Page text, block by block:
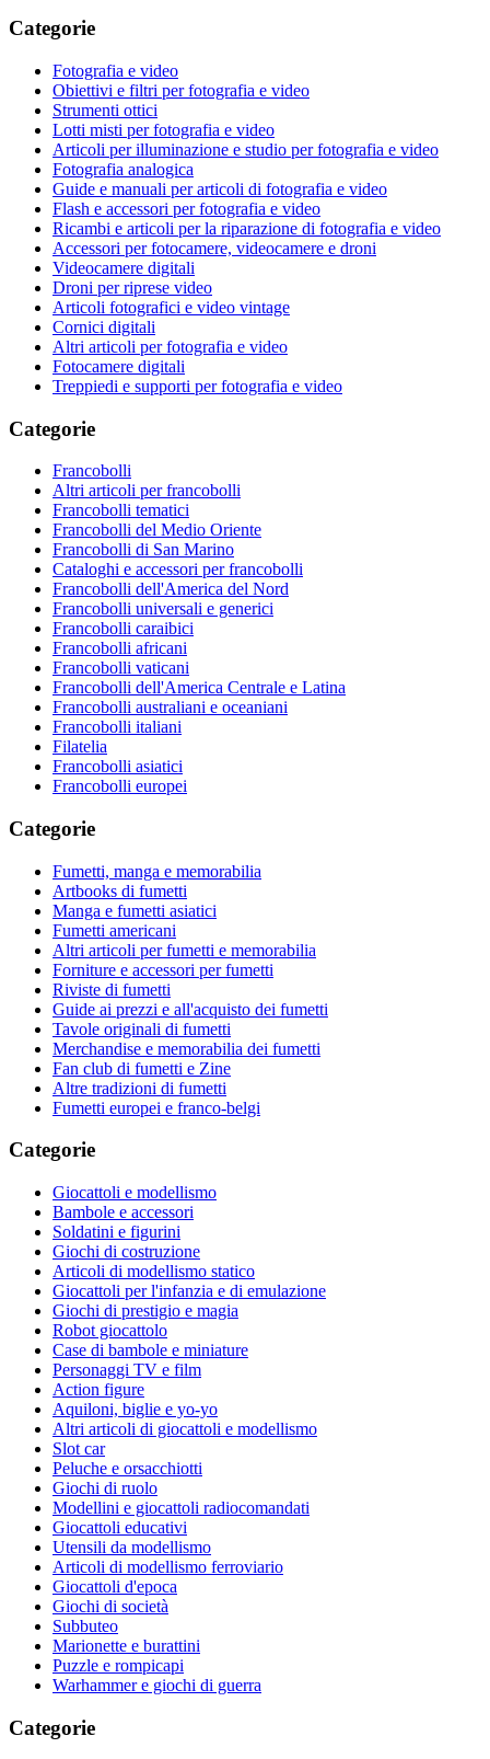
Categorie
Fotografia e video
Obiettivi e filtri per fotografia e video
Strumenti ottici
Lotti misti per fotografia e video
Articoli per illuminazione e studio per fotografia e video
Fotografia analogica
Guide e manuali per articoli di fotografia e video
Flash e accessori per fotografia e video
Ricambi e articoli per la riparazione di fotografia e video
Accessori per fotocamere, videocamere e droni
Videocamere digitali
Droni per riprese video
Articoli fotografici e video vintage
Cornici digitali
Altri articoli per fotografia e video
Fotocamere digitali
Treppiedi e supporti per fotografia e video
Categorie
Francobolli
Altri articoli per francobolli
Francobolli tematici
Francobolli del Medio Oriente
Francobolli di San Marino
Cataloghi e accessori per francobolli
Francobolli dell'America del Nord
Francobolli universali e generici
Francobolli caraibici
Francobolli africani
Francobolli vaticani
Francobolli dell'America Centrale e Latina
Francobolli australiani e oceaniani
Francobolli italiani
Filatelia
Francobolli asiatici
Francobolli europei
Categorie
Fumetti, manga e memorabilia
Artbooks di fumetti
Manga e fumetti asiatici
Fumetti americani
Altri articoli per fumetti e memorabilia
Forniture e accessori per fumetti
Riviste di fumetti
Guide ai prezzi e all'acquisto dei fumetti
Tavole originali di fumetti
Merchandise e memorabilia dei fumetti
Fan club di fumetti e Zine
Altre tradizioni di fumetti
Fumetti europei e franco-belgi
Categorie
Giocattoli e modellismo
Bambole e accessori
Soldatini e figurini
Giochi di costruzione
Articoli di modellismo statico
Giocattoli per l'infanzia e di emulazione
Giochi di prestigio e magia
Robot giocattolo
Case di bambole e miniature
Personaggi TV e film
Action figure
Aquiloni, biglie e yo-yo
Altri articoli di giocattoli e modellismo
Slot car
Peluche e orsacchiotti
Giochi di ruolo
Modellini e giocattoli radiocomandati
Giocattoli educativi
Utensili da modellismo
Articoli di modellismo ferroviario
Giocattoli d'epoca
Giochi di società
Subbuteo
Marionette e burattini
Puzzle e rompicapi
Warhammer e giochi di guerra
Categorie